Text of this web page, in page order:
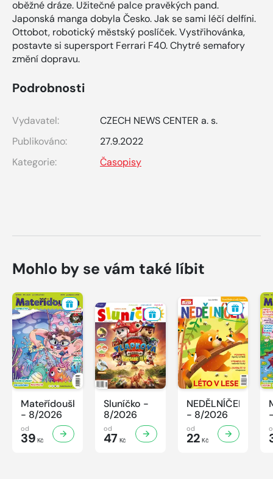
oběžné dráze. Užitečné palce pravěkých pand.
Japonská manga dobyla Česko. Jak se sami léčí delfíni.
Ottobot, robotický městský poslíček. Vystřihovánka,
postavte si supersport Ferrari F40. Chytré semafory
změní dopravu.
Podrobnosti
Vydavatel:
CZECH NEWS CENTER a. s.
Publikováno:
27.9.2022
Kategorie:
Časopisy
Mohlo by se vám také líbit
Mateřídouška
- 8/2026
od
39 Kč
Sluníčko -
8/2026
od
47 Kč
NEDĚLNÍČEK
- 8/2026
od
22 Kč